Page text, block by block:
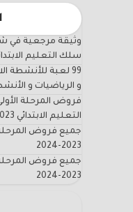
وثيقة مرجعية في
سلك التعليم
99 لعبة للأنشطة
و الرياضيات و
فروض المرحلة
التعليم الابتدائي 2023-2024
جميع فروض
2023-2024
جميع فروض
2023-2024